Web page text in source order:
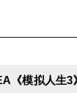
《模拟人生